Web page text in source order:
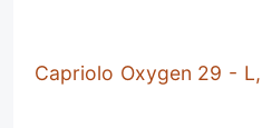
Capriolo Oxygen 29 -